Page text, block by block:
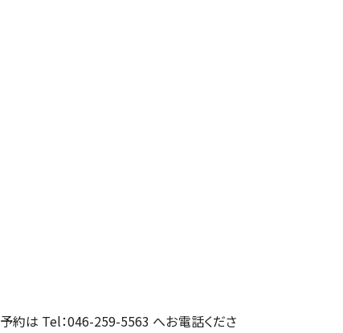
約は Tel：046-259-5563 へお電話くださ